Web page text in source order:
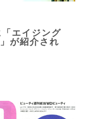
エイジング
が紹介され